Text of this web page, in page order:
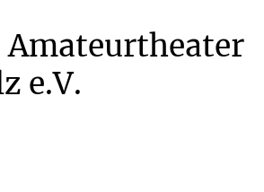
Amateurtheater
e.V.